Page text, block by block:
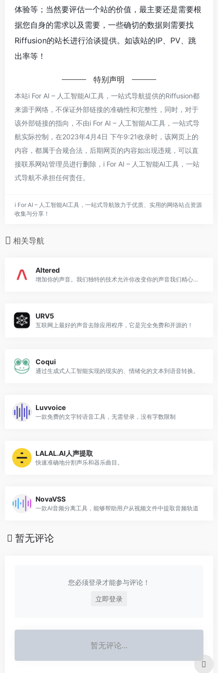
体验等；当然要评估一个站的价值，最主要还是需要根
据您自身的需求以及需要，一些确切的数据则需要找
Riffusion的站长进行洽谈提供。如该站的IP、PV、跳
出率等！
特别声明
本站i For AI – 人工智能AI工具，一站式导航提供的Riffusion都
来源于网络，不保证外部链接的准确性和完整性，同时，对于
该外部链接的指向，不由i For AI – 人工智能AI工具，一站式导
航实际控制，在2023年4月4日 下午9:21收录时，该网页上的
内容，都属于合规合法，后期网页的内容如出现违规，可以直
接联系网站管理员进行删除，i For AI – 人工智能AI工具，一站
式导航不承担任何责任。
i For AI – 人工智能AI工具，一站式导航致力于优质、实用的网络站点资源
收集与分享！
相关导航
Altered
增加你的声音。我们独特的技术允许你改变你的声音我们精心策划的任何组合或自定义声音和创建令人信服的表演专业的声音。
URV5
互联网上最好的声音去除应用程序，它是完全免费和开源的！
Coqui
通过生成式人工智能实现的现实的、情绪化的文本到语音转换。
Luvvoice
一款免费的文字转语音工具，无需登录，没有字数限制
LALAL.AI人声提取
快速准确地分割声乐和器乐曲目。
NovaVSS
一款AI音频分离工具，能够帮助用户从视频文件中提取音频轨道
暂无评论
您必须登录才能参与评论！
立即登录
暂无评论...